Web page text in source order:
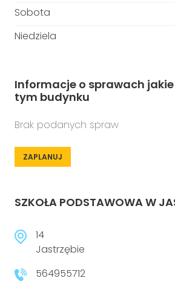
Sobota
Niedziela
Informacje o sprawach jakie
tym budynku
Brak podanych spraw
ZAPLANUJ
SZKOŁA PODSTAWOWA W
14
Jastrzębie
564955712